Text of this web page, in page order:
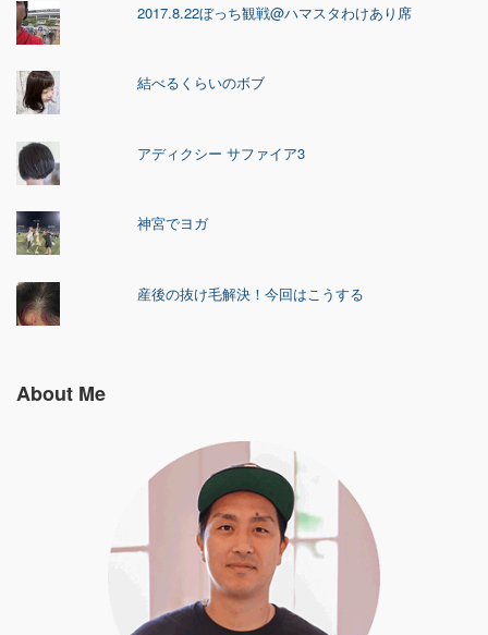
2017.8.22ぼっち観戦@ハマスタわけあり席
結べるくらいのボブ
アディクシー サファイア3
神宮でヨガ
産後の抜け毛解決！今回はこうする
About Me